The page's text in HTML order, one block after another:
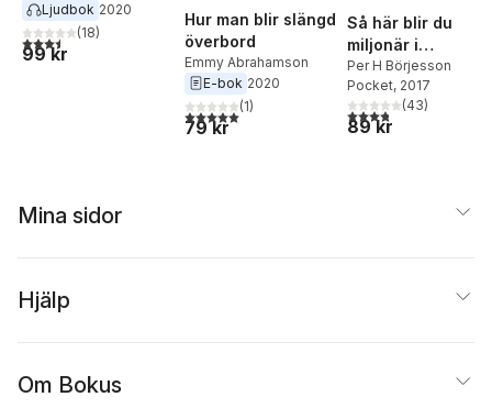
Ljudbok 2020
3,5utav 5 stjärnor. Totalt antal röster:
(18)
99 kr
Hur man blir slängd
överbord
Emmy Abrahamson
E-bok 2020
5,0utav 5 stjärnor. Totalt antal röster:
(1)
79 kr
Så här blir du
miljonär i
hängmattan
Per H Börjesson
Pocket, 2017
3,8utav 5 stjärnor.
(43)
89 kr
Mina sidor
Hjälp
Om Bokus